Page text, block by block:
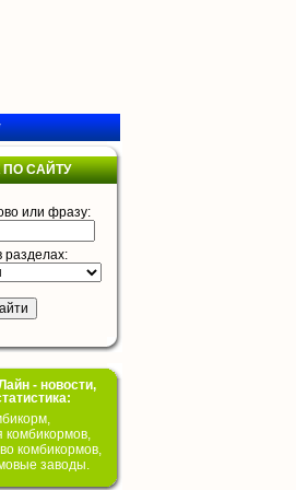
САЙТУ
или фразу:
разделах:
- новости,
комбикормов,
комбикормов,
заводы.